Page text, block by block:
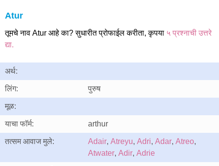
Atur
तूमचे नाव Atur आहे का? सुधारीत प्रोफाईल करीता, कृपया ५ प्रश्नाची उत्तरे
द्या.
अर्थ:
लिंग: पुरुष
मूळ:
याचा फॉर्म: arthur
तत्सम आवाज मुले: Adair, Atreyu, Adri, Adar, Atreo,
Atwater, Adir, Adrie